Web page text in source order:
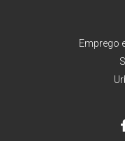
Emprego